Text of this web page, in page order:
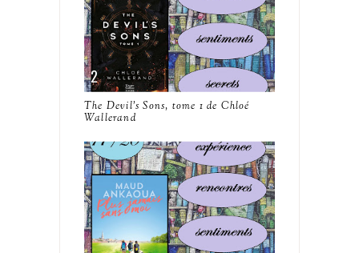
The Devil's Sons, tome 1 de Chloé
Wallerand